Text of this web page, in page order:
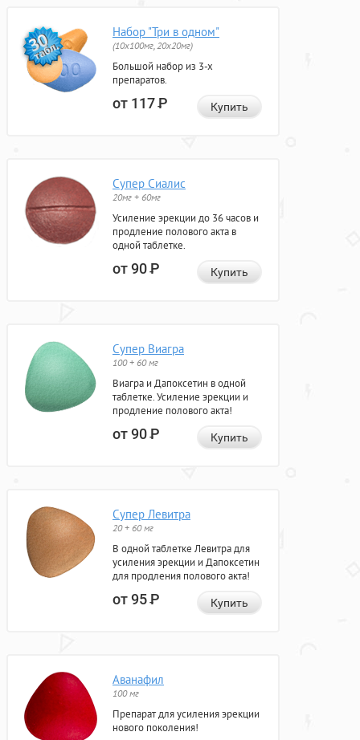
Набор "Три в одном"
(10x100мг, 20x20мг)
Большой набор из 3-х
препаратов.
от 117Р Купить
Супер Сиалис
20мг + 60мг
Усиление эрекции до 36 часов и
продление полового акта в
одной таблетке.
от 90Р Купить
Супер Виагра
100 + 60 мг
Виагра и Дапоксетин в одной
таблетке. Усиление эрекции и
продление полового акта!
от 90Р Купить
Супер Левитра
20 + 60 мг
В одной таблетке Левитра для
усиления эрекции и Дапоксетин
для продления полового акта!
от 95Р Купить
Аванафил
100 мг
Препарат для усиления эрекции
нового поколения!